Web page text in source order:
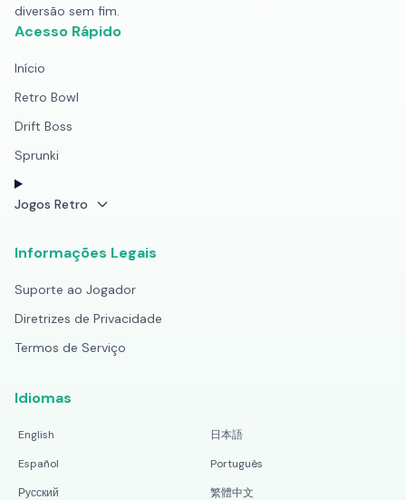
diversão sem fim.
Acesso Rápido
Início
Retro Bowl
Drift Boss
Sprunki
Jogos Retro
Informações Legais
Suporte ao Jogador
Diretrizes de Privacidade
Termos de Serviço
Idiomas
English
日本語
Español
Português
Русский
繁體中文